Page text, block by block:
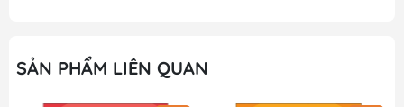
SẢN PHẨM LIÊN QUAN